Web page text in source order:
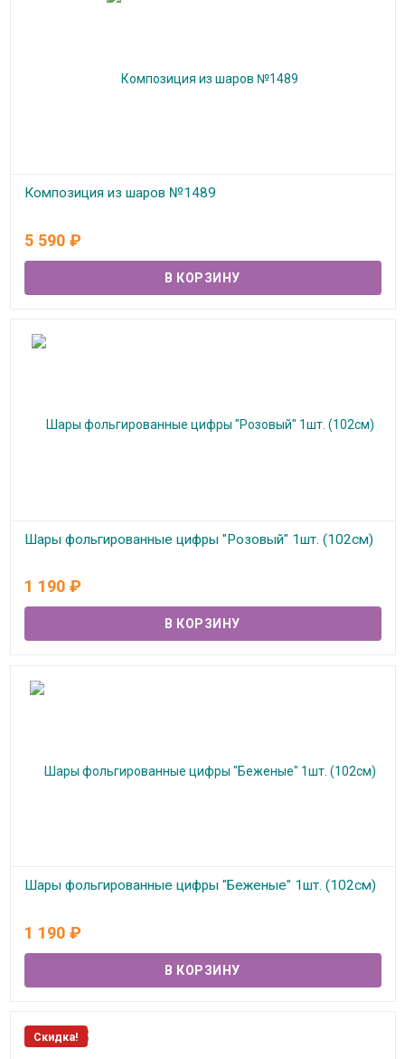
Композиция из шаров №1489
5 590 ₽
Шары фольгированные цифры "Розовый" 1шт. (102см)
1 190 ₽
Шары фольгированные цифры "Беженые" 1шт. (102см)
1 190 ₽
Скидка!